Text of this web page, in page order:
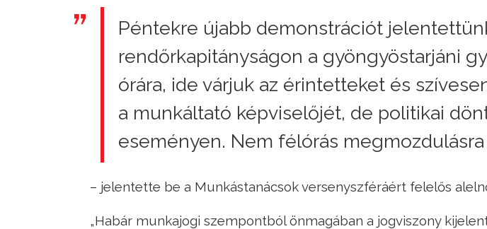
Péntekre újabb demonstrációt
rendőrkapitányságon a gyöngyöstarjáni
órára, ide várjuk az érintetteket és
a munkáltató képviselőjét, de politikai
eseményen. Nem félórás
– jelentette be a Munkástanácsok versenyszféráért felelős
„Habár munkajogi szempontból önmagában a jogviszony